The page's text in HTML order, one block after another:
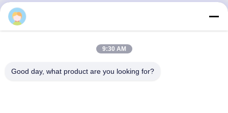
3F, τετράγωνο #7, GS Park, Wuhe Blvd, Guanlan Longhua,
Ηλεκτρονικό ταχυδρομείο: fanny@opticking.com
Τηλ.: +86-755-83425935-83425936
9:30 AM
Good day, what product are you looking for?